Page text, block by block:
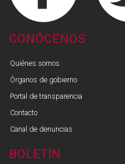
CONÓCENOS
Quiénes somos
Órganos de gobierno
Portal de transparencia
Contacto
Canal de denuncias
BOLETÍN